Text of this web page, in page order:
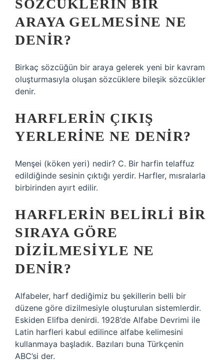
SÖZCÜKLERIN BIR
ARAYA GELMESINE NE
DENIR?
Birkaç sözcüğün bir araya gelerek yeni bir kavram
oluşturmasıyla oluşan sözcüklere bileşik sözcükler
denir.
HARFLERIN ÇIKIŞ
YERLERINE NE DENIR?
Menşei (köken yeri) nedir? C. Bir harfin telaffuz
edildiğinde sesinin çıktığı yerdir. Harfler, mısralarla
birbirinden ayırt edilir.
HARFLERIN BELIRLI BIR
SIRAYA GÖRE
DIZILMESIYLE NE
DENIR?
Alfabeler, harf dediğimiz bu şekillerin belli bir
düzene göre dizilmesiyle oluşturulan sistemlerdir.
Eskiden Elifba denirdi. 1928’de Alfabe Devrimi ile
Latin harfleri kabul edilince alfabe kelimesini
kullanmaya başladık. Bazıları buna Türkçenin
ABC’si der.